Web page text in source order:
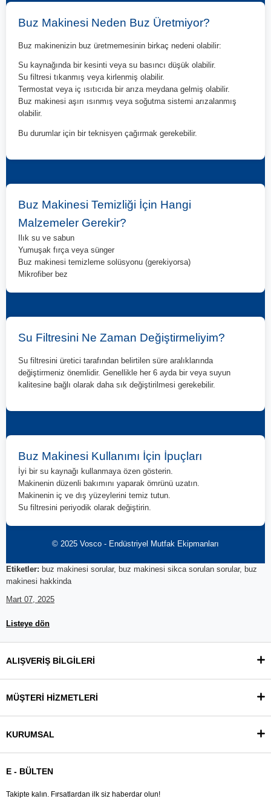
Buz Makinesi Neden Buz Üretmiyor?
Buz makinenizin buz üretmemesinin birkaç nedeni olabilir:
Su kaynağında bir kesinti veya su basıncı düşük olabilir.
Su filtresi tıkanmış veya kirlenmiş olabilir.
Termostat veya iç ısıtıcıda bir arıza meydana gelmiş olabilir.
Buz makinesi aşırı ısınmış veya soğutma sistemi arızalanmış
olabilir.
Bu durumlar için bir teknisyen çağırmak gerekebilir.
Buz Makinesi Temizliği İçin Hangi
Malzemeler Gerekir?
Ilık su ve sabun
Yumuşak fırça veya sünger
Buz makinesi temizleme solüsyonu (gerekiyorsa)
Mikrofiber bez
Su Filtresini Ne Zaman Değiştirmeliyim?
Su filtresini üretici tarafından belirtilen süre aralıklarında
değiştirmeniz önemlidir. Genellikle her 6 ayda bir veya suyun
kalitesine bağlı olarak daha sık değiştirilmesi gerekebilir.
Buz Makinesi Kullanımı İçin İpuçları
İyi bir su kaynağı kullanmaya özen gösterin.
Makinenin düzenli bakımını yaparak ömrünü uzatın.
Makinenin iç ve dış yüzeylerini temiz tutun.
Su filtresini periyodik olarak değiştirin.
© 2025 Vosco - Endüstriyel Mutfak Ekipmanları
Etiketler: buz makinesi sorular, buz makinesi sikca sorulan sorular, buz
makinesi hakkinda
Mart 07, 2025
Listeye dön
ALIŞVERİŞ BİLGİLERİ
MÜŞTERİ HİZMETLERİ
KURUMSAL
E - BÜLTEN
Takipte kalın. Fırsatlardan ilk siz haberdar olun!